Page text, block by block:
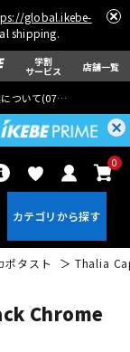
global.ikebe-
shipping.
学割
サービス 店舗一覧
ついて(07月29日
0
ポタスト Thalia
Chrome